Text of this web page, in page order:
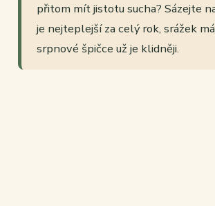
přitom mít jistotu sucha? Sázejte
je nejteplejší za celý rok, srážek
srpnové špičce už je klidněji.